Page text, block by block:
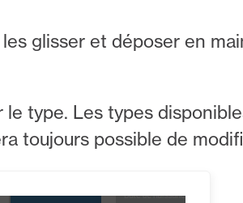
glisser et déposer en
le type. Les types
toujours possible de